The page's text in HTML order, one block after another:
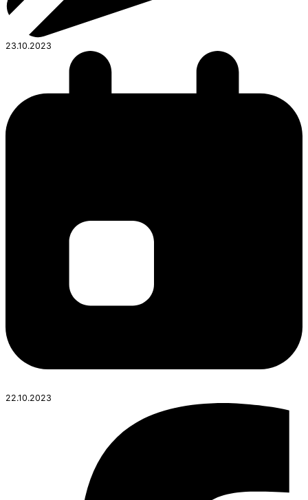
23.10.2023
22.10.2023